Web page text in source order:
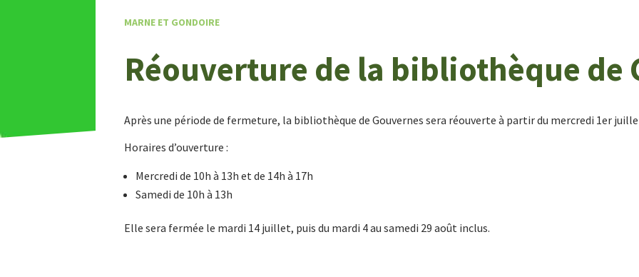
MARNE ET GONDOIRE
Réouverture de la bibliothèque de
Après une période de fermeture, la bibliothèque de Gouvernes sera réouverte à partir du mercredi 1er
Horaires d’ouverture :
Mercredi de 10h à 13h et de 14h à 17h
Samedi de 10h à 13h
Elle sera fermée le mardi 14 juillet, puis du mardi 4 au samedi 29 août inclus.